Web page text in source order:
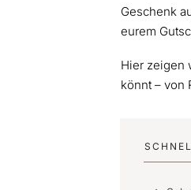
Geschenk
eurem
Hier zeigen
könnt – von